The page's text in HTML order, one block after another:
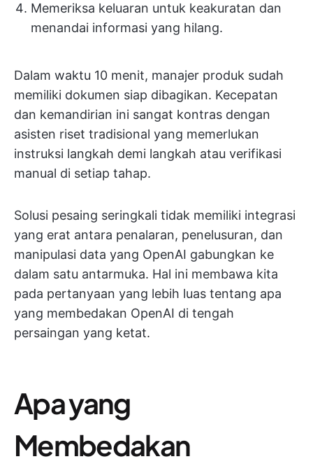
Memeriksa keluaran untuk keakuratan dan
menandai informasi yang hilang.
Dalam waktu 10 menit, manajer produk sudah
memiliki dokumen siap dibagikan. Kecepatan
dan kemandirian ini sangat kontras dengan
asisten riset tradisional yang memerlukan
instruksi langkah demi langkah atau verifikasi
manual di setiap tahap.
Solusi pesaing seringkali tidak memiliki integrasi
yang erat antara penalaran, penelusuran, dan
manipulasi data yang OpenAI gabungkan ke
dalam satu antarmuka. Hal ini membawa kita
pada pertanyaan yang lebih luas tentang apa
yang membedakan OpenAI di tengah
persaingan yang ketat.
Apa yang
Membedakan